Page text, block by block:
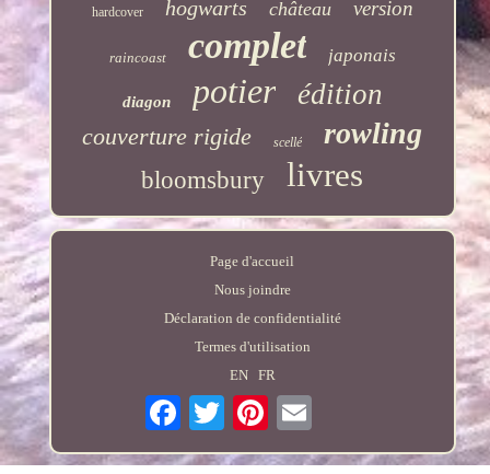
hardcover hogwarts château version
raincoast complet japonais
diagon potier édition
couverture rigide scellé rowling
bloomsbury livres
Page d'accueil
Nous joindre
Déclaration de confidentialité
Termes d'utilisation
EN
FR